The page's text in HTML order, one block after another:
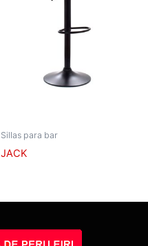
Sillas para bar
JACK